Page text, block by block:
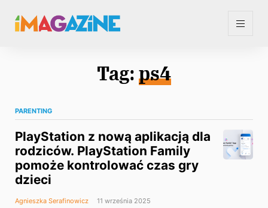
Tag: ps4
PARENTING
PlayStation z nową aplikacją dla
rodziców. PlayStation Family
pomoże kontrolować czas gry
dzieci
Agnieszka Serafinowicz 11 września 2025